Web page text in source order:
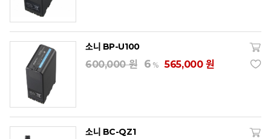
소니 BP-U100
600,000 원 6 % 565,000 원
소니 BC-QZ1